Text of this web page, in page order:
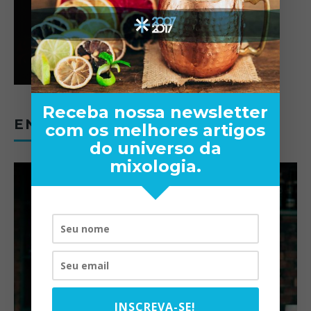
ENTREVISTAS
Receba nossa newsletter
com os melhores artigos
do universo da
mixologia.
INSCREVA-SE!